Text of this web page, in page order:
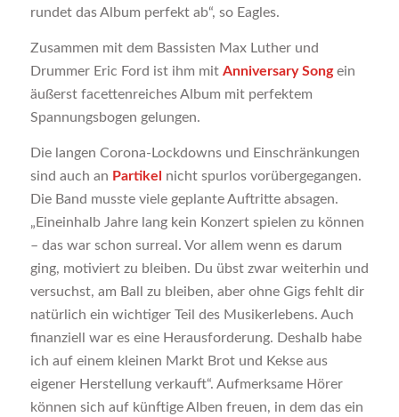
rundet das Album perfekt ab“, so Eagles.
Zusammen mit dem Bassisten Max Luther und
Drummer Eric Ford ist ihm mit Anniversary Songein
äußerst facettenreiches Album mit perfektem
Spannungsbogen gelungen.
Die langen Corona-Lockdowns und Einschränkungen
sind auch an Partikel nicht spurlos vorübergegangen.
Die Band musste viele geplante Auftritte absagen.
„Eineinhalb Jahre lang kein Konzert spielen zu können
– das war schon surreal. Vor allem wenn es darum
ging, motiviert zu bleiben. Du übst zwar weiterhin und
versuchst, am Ball zu bleiben, aber ohne Gigs fehlt dir
natürlich ein wichtiger Teil des Musikerlebens. Auch
finanziell war es eine Herausforderung. Deshalb habe
ich auf einem kleinen Markt Brot und Kekse aus
eigener Herstellung verkauft“. Aufmerksame Hörer
können sich auf künftige Alben freuen, in dem das ein